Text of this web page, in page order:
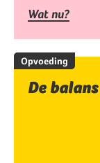
Wat nu?
Opvoeding
De